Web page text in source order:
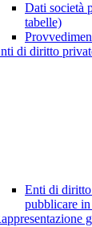
Dati società
tabelle)
di diritto
Enti di
pubblicare